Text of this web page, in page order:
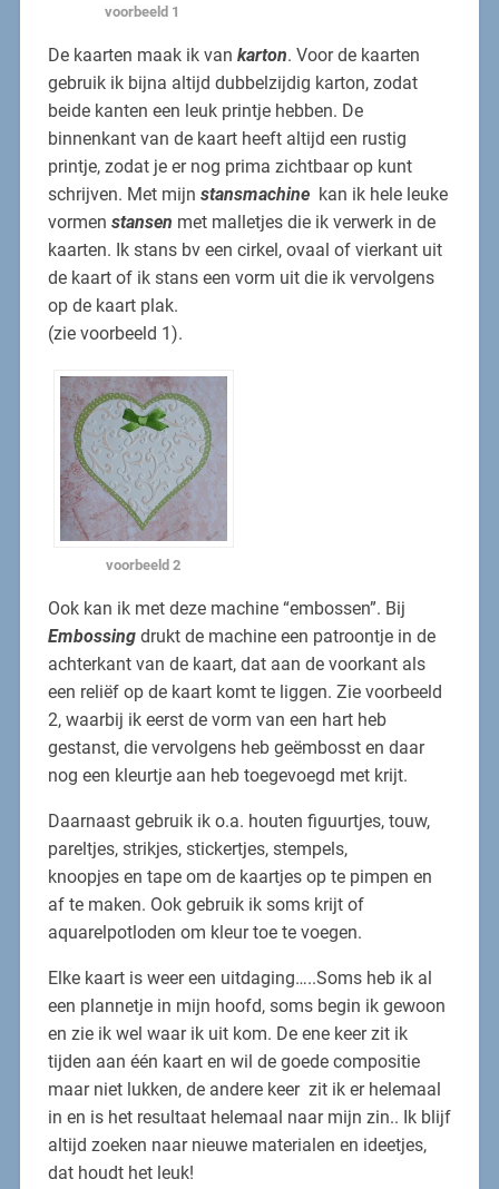
voorbeeld 1
De kaarten maak ik van karton. Voor de kaarten
gebruik ik bijna altijd dubbelzijdig karton, zodat
beide kanten een leuk printje hebben. De
binnenkant van de kaart heeft altijd een rustig
printje, zodat je er nog prima zichtbaar op kunt
schrijven. Met mijn stansmachine kan ik hele leuke
vormen stansen met malletjes die ik verwerk in de
kaarten. Ik stans bv een cirkel, ovaal of vierkant uit
de kaart of ik stans een vorm uit die ik vervolgens
op de kaart plak.
(zie voorbeeld 1).
voorbeeld 2
Ook kan ik met deze machine “embossen”. Bij
Embossing drukt de machine een patroontje in de
achterkant van de kaart, dat aan de voorkant als
een reliëf op de kaart komt te liggen. Zie voorbeeld
2, waarbij ik eerst de vorm van een hart heb
gestanst, die vervolgens heb geëmbosst en daar
nog een kleurtje aan heb toegevoegd met krijt.
Daarnaast gebruik ik o.a. houten figuurtjes, touw,
pareltjes, strikjes, stickertjes, stempels,
knoopjes en tape om de kaartjes op te pimpen en
af te maken. Ook gebruik ik soms krijt of
aquarelpotloden om kleur toe te voegen.
Elke kaart is weer een uitdaging…..Soms heb ik al
een plannetje in mijn hoofd, soms begin ik gewoon
en zie ik wel waar ik uit kom. De ene keer zit ik
tijden aan één kaart en wil de goede compositie
maar niet lukken, de andere keer zit ik er helemaal
in en is het resultaat helemaal naar mijn zin.. Ik blijf
altijd zoeken naar nieuwe materialen en ideetjes,
dat houdt het leuk!